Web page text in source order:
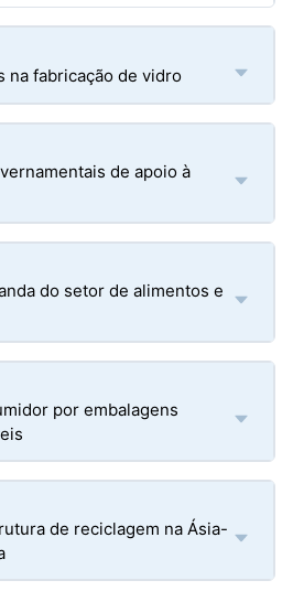
na fabricação de vidro
de apoio à
do setor de alimentos e
por embalagens
de reciclagem na Ásia-